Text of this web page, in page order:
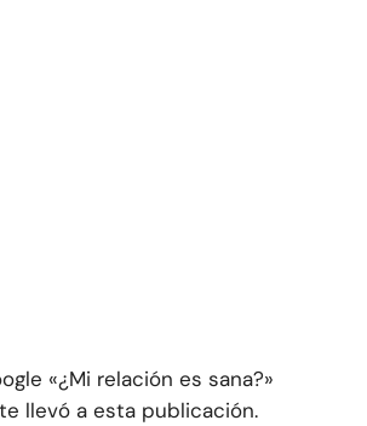
«¿Mi relación es sana?»
llevó a esta publicación.